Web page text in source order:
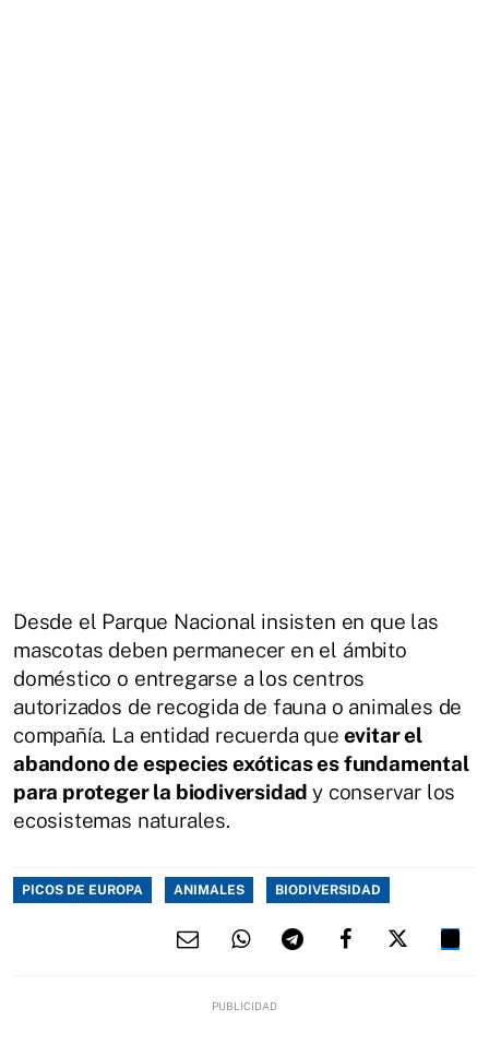
Desde el Parque Nacional insisten en que las
mascotas deben permanecer en el ámbito
doméstico o entregarse a los centros
autorizados de recogida de fauna o animales de
compañía. La entidad recuerda que evitar el
abandono de especies exóticas es fundamental
para proteger la biodiversidady conservar los
ecosistemas naturales.
PICOS DE EUROPA ANIMALES BIODIVERSIDAD